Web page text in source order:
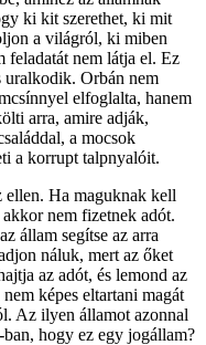
ki kit szerethet, ki mit
a világról, ki miben
feladatát nem látja el. Ez
uralkodik. Orbán nem
elfoglalta, hanem
arra, amire adják,
a mocsok
a korrupt talpnyalóit.
ellen. Ha maguknak kell
nem fizetnek adót.
állam segítse az arra
náluk, mert az őket
az adót, és lemond az
képes eltartani magát
Az ilyen államot azonnal
hogy ez egy jogállam?